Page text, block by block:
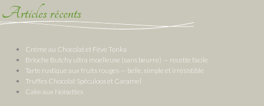
Articles récents
Crème au Chocolat et Fève Tonka
Brioche Butchy ultra moelleuse (sans beurre) — recette facile
Tarte rustique aux fruits rouges — belle, simple et irrésistible
Truffes Chocolat Spéculoos et Caramel
Cake aux Noisettes